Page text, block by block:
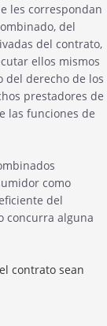
les correspondan
del
del contrato,
ellos mismos
del derecho de los
prestadores de
las funciones de
como
del
concurra alguna
contrato sean